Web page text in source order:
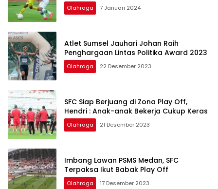
Olahraga 7 Januari 2024
Atlet Sumsel Jauhari Johan Raih
Penghargaan Lintas Politika Award 2023
Olahraga 22 Desember 2023
SFC Siap Berjuang di Zona Play Off,
Hendri : Anak-anak Bekerja Cukup Keras
Olahraga 21 Desember 2023
Imbang Lawan PSMS Medan, SFC
Terpaksa Ikut Babak Play Off
Olahraga 17 Desember 2023